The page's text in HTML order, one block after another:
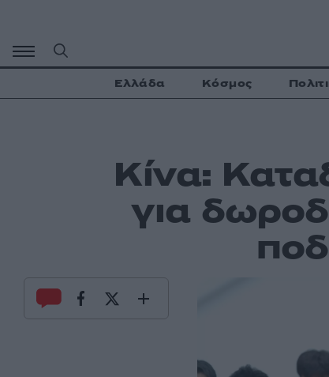
περιεχόμενο
Ελλάδα Κόσμος
Κίνα:
για